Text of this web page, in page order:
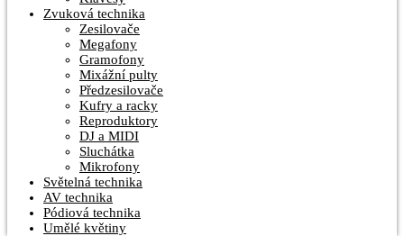
Zvuková technika
Zesilovače
Megafony
Gramofony
Mixážní pulty
Předzesilovače
Kufry a racky
Reproduktory
DJ a MIDI
Sluchátka
Mikrofony
Světelná technika
AV technika
Pódiová technika
Umělé květiny